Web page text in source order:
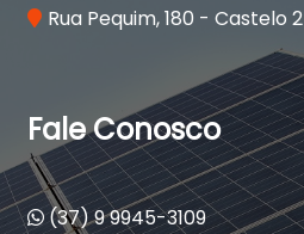
Rua Pequim, 180 - Castelo 2
Fale Conosco
(37) 9 9945-3109